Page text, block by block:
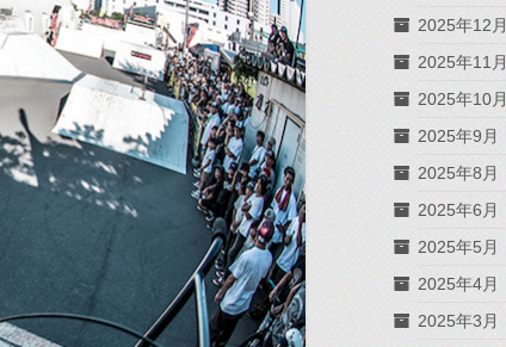
2025年12月
2025年11月
2025年10月
2025年9月
2025年8月
2025年6月
2025年5月
2025年4月
2025年3月